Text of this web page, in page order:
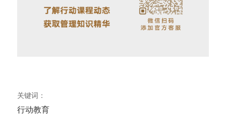
关键词：
行动教育